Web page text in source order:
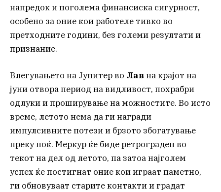
напредок и поголема финансиска сигурност,
особено за оние кои работеле тивко во
претходните години, без големи резултати и
признание.
Влегувањето на Јупитер во Лав на крајот на
јуни отвора период на видливост, похрабри
одлуки и проширување на можностите. Во исто
време, летото нема да ги награди
импулсивните потези и брзото збогатување
преку ноќ. Меркур ќе биде ретрограден во
текот на дел од летото, па затоа најголем
успех ќе постигнат оние кои играат паметно,
ги обновуваат старите контакти и градат